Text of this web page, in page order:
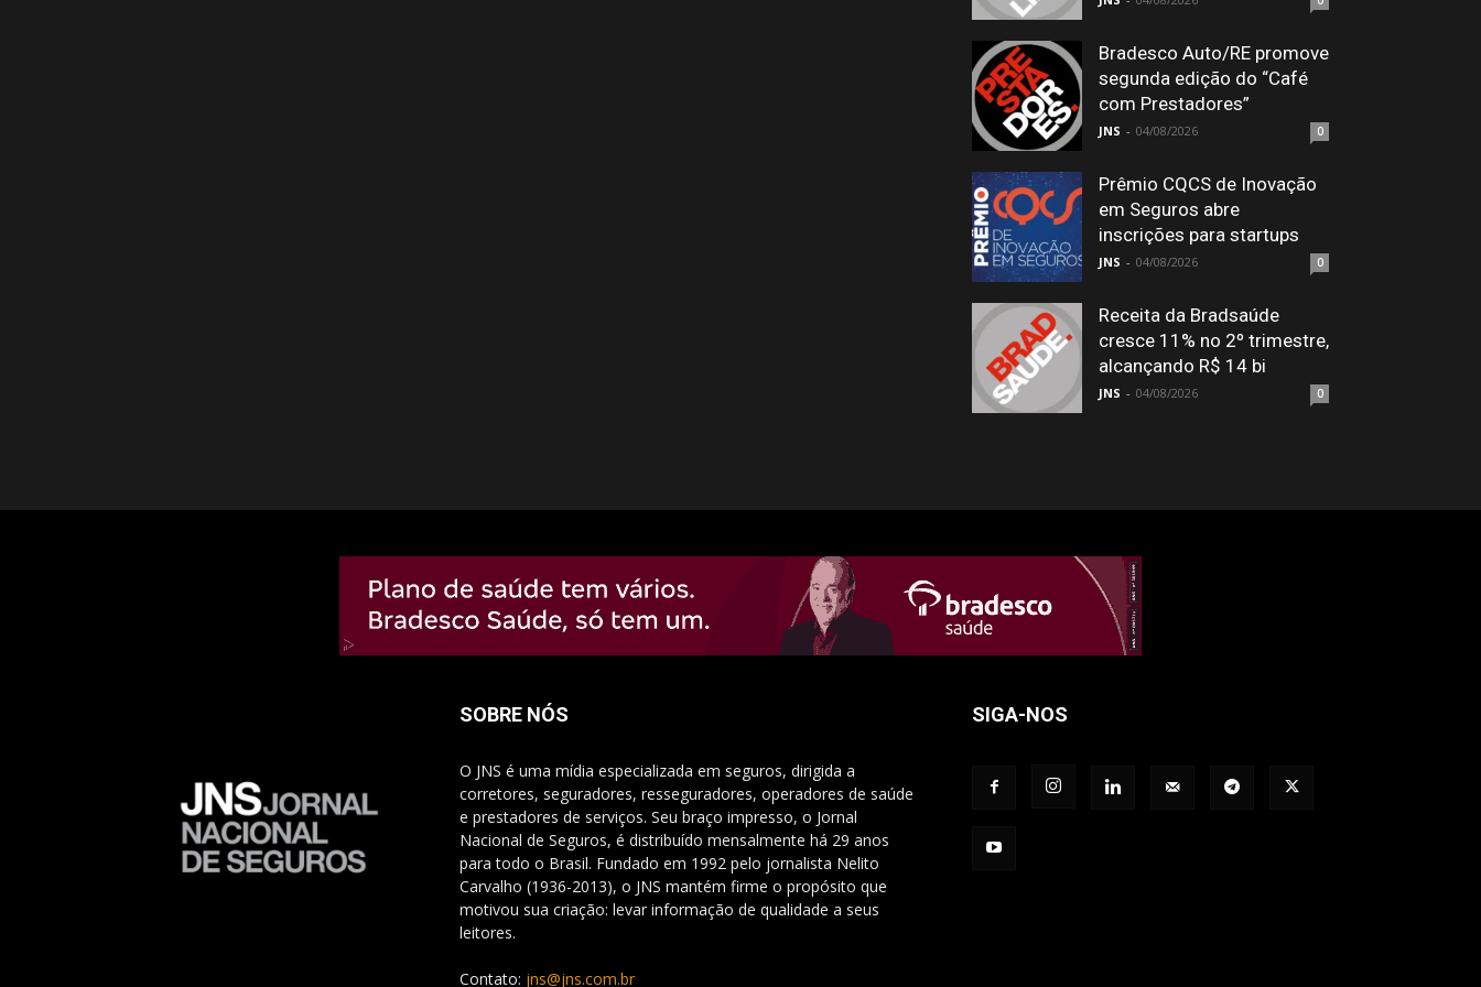
Bradesco Auto/RE promove
segunda edição do “Café
com Prestadores”
JNS - 04/08/2026 0
Prêmio CQCS de Inovação
em Seguros abre
inscrições para startups
JNS - 04/08/2026 0
Receita da Bradsaúde
cresce 11% no 2º trimestre,
alcançando R$ 14 bi
JNS - 04/08/2026 0
SOBRE NÓS
O JNS é uma mídia especializada em seguros, dirigida a
corretores, seguradores, resseguradores, operadores de saúde
e prestadores de serviços. Seu braço impresso, o Jornal
Nacional de Seguros, é distribuído mensalmente há 29 anos
para todo o Brasil. Fundado em 1992 pelo jornalista Nelito
Carvalho (1936-2013), o JNS mantém firme o propósito que
motivou sua criação: levar informação de qualidade a seus
leitores.
Contato: jns@jns.com.br
SIGA-NOS